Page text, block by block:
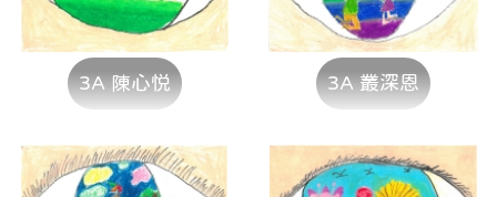
3A 陳心悦 3A 叢深恩